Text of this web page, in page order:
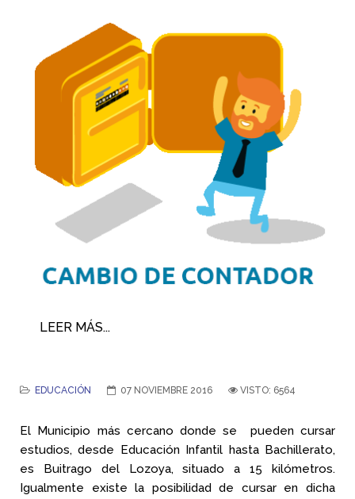
LEER MÁS...
EDUCACIÓN 07 NOVIEMBRE 2016 VISTO: 6564
El Municipio más cercano donde se pueden cursar
estudios, desde Educación Infantil hasta Bachillerato,
es Buitrago del Lozoya, situado a 15 kilómetros.
Igualmente existe la posibilidad de cursar en dicha